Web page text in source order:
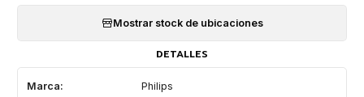
Mostrar stock de ubicaciones
DETALLES
Marca: Philips